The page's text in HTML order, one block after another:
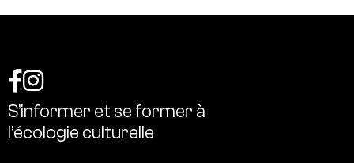
S’informer et se former à
l’écologie culturelle